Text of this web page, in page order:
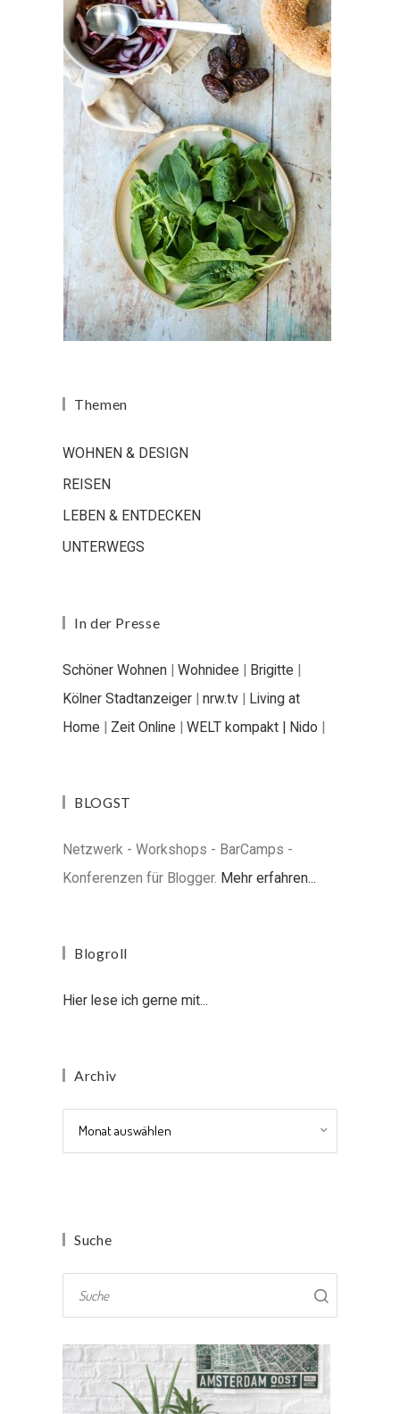
Themen
WOHNEN & DESIGN
REISEN
LEBEN & ENTDECKEN
UNTERWEGS
In der Presse
Schöner Wohnen | Wohnidee | Brigitte |
Kölner Stadtanzeiger | nrw.tv | Living at
Home | Zeit Online | WELT kompakt | Nido |
BLOGST
Netzwerk - Workshops - BarCamps -
Konferenzen für Blogger. Mehr erfahren...
Blogroll
Hier lese ich gerne mit...
Archiv
Suche